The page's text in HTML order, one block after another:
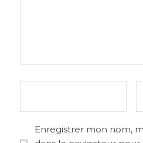
Enregistrer mon nom,